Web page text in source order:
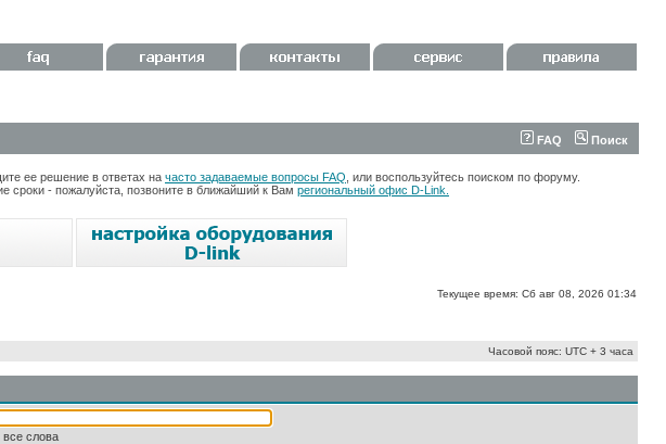
FAQ Поиск
ее решение в ответах на часто задаваемые вопросы FAQ , или воспользуйтесь поиском по форуму.
сроки - пожалуйста, позвоните в ближайший к Вам региональный офис D-Link.
Текущее время: Сб авг 08, 2026 01:34
Часовой пояс: UTC + 3 часа
все слова